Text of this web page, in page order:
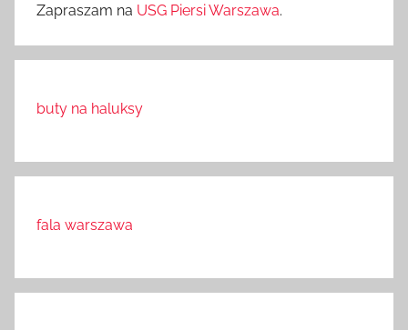
Zapraszam na USG Piersi Warszawa.
buty na haluksy
fala warszawa